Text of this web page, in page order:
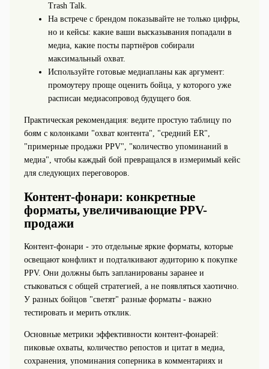
Trash Talk.
На встрече с брендом показывайте не только цифры,
но и кейсы: какие ваши высказывания попадали в
медиа, какие посты партнёров собирали
максимальный охват.
Используйте готовые медиапланы как аргумент:
промоутеру проще оценить бойца, у которого уже
расписан медиасопровод будущего боя.
Практическая рекомендация: ведите простую таблицу по
боям с колонками "охват контента", "средний ER",
"примерные продажи PPV", "количество упоминаний в
медиа", чтобы каждый бой превращался в измеримый кейс
для следующих переговоров.
Контент-фонари: конкретные
форматы, увеличивающие PPV-
продажи
Контент‑фонари - это отдельные яркие форматы, которые
освещают конфликт и подталкивают аудиторию к покупке
PPV. Они должны быть запланированы заранее и
стыковаться с общей стратегией, а не появляться хаотично.
У разных бойцов "светят" разные форматы - важно
тестировать и мерить отклик.
Основные метрики эффективности контент‑фонарей:
пиковые охваты, количество репостов и цитат в медиа,
сохранения, упоминания соперника в комментариях и